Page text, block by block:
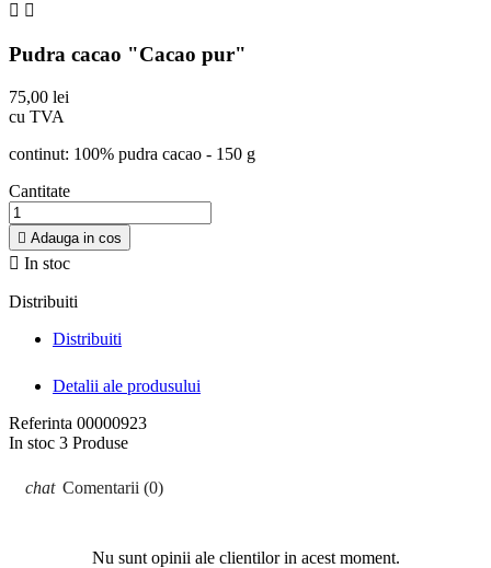
 
Pudra cacao "Cacao pur"
75,00 lei
cu TVA
continut: 100% pudra cacao - 150 g
Cantitate
 Adauga in cos
 In stoc
Distribuiti
Distribuiti
Detalii ale produsului
Referinta 00000923
In stoc 3 Produse
Comentarii (0)
Nu sunt opinii ale clientilor in acest moment.